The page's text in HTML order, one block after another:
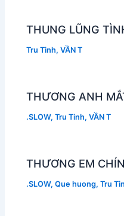
THUNG LŨNG
Tru Tinh,VẦN T
THƯƠNG ANH
.SLOW,Tru Tinh,VẦN T
THƯƠNG EM
.SLOW,Que huong,Tru